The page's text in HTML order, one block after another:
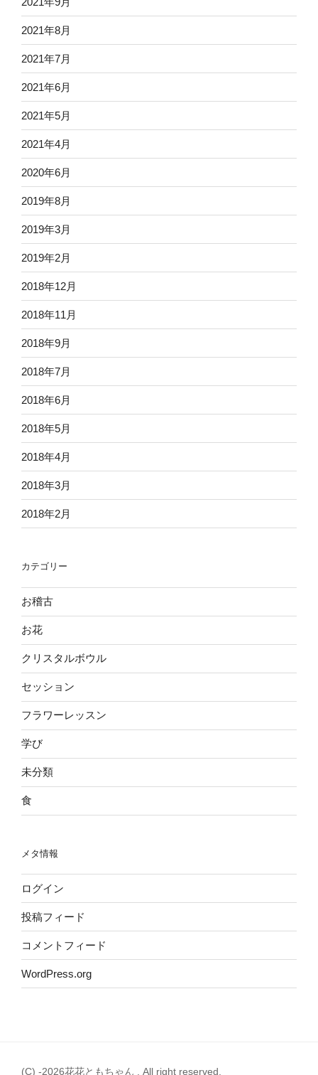
2021年8月
2021年7月
2021年6月
2021年5月
2021年4月
2020年6月
2019年8月
2019年3月
2019年2月
2018年12月
2018年11月
2018年9月
2018年7月
2018年6月
2018年5月
2018年4月
2018年3月
2018年2月
カテゴリー
お稽古
お花
クリスタルボウル
セッション
フラワーレッスン
学び
未分類
食
メタ情報
ログイン
投稿フィード
コメントフィード
WordPress.org
(C) -2026花花ともちゃん . All right reserved.